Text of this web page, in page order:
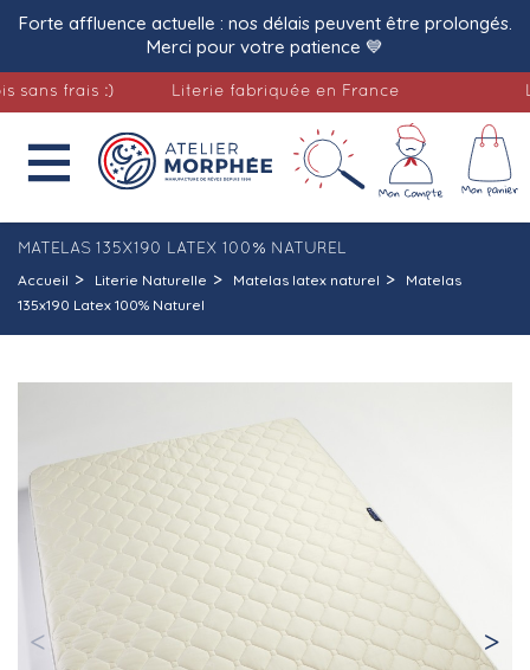
Forte affluence actuelle : nos délais peuvent être prolongés.
Merci pour votre patience 💙
frais :) Literie fabriquée en France

MATELAS 135X190 LATEX 100% NATUREL
Accueil Literie Naturelle Matelas latex naturel
Matelas
135x190 Latex 100% Naturel